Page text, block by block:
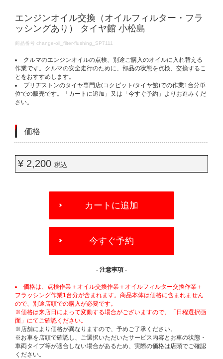
エンジンオイル交換（オイルフィルター・フラ
ッシングあり） タイヤ館 小松島
DETAILS
商品番号 change-oil_filter-flushing_SP7111
クルマのエンジンオイルの点検、別途ご購入のオイルに入れ替える
作業です。クルマの安全走行のために、部品の状態を点検、交換するこ
とをおすすめします。
ブリヂストンのタイヤ専門店(コクピット/タイヤ館)での作業1台分単
位での販売です。「カートに追加」又は「今すぐ予約」よりお進みくだ
さい。
価格
¥ 2,200 税込
OPTIONS
カートに追加
今すぐ予約
- 注意事項 -
価格は、点検作業＋オイル交換作業＋オイルフィルター交換作業＋
フラッシング作業1台分が含まれます。商品本体は価格に含まれません
ので、別途店頭での購入が必要です。
※価格は来店日によって変動する場合がございますので、「日程選択画
面」にてご確認ください。
※店舗により価格が異なりますので、予めご了承ください。
※お車を店頭で確認し、ご選択いただいたサービス内容とお車の状態・
車両タイプ等が適合しない場合があるため、実際の価格は店頭でご確認
ください。